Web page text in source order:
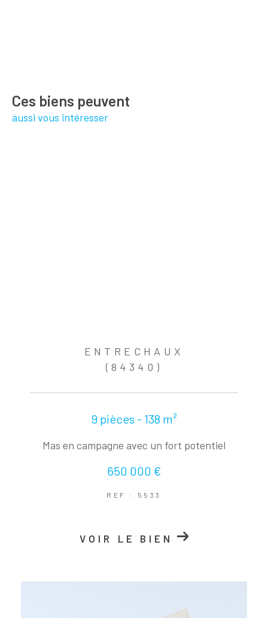
Ces biens peuvent
aussi vous intéresser
ENTRECHAUX
(84340)
9 pièces - 138 m²
Mas en campagne avec un fort potentiel
650 000 €
REF : 5533
VOIR LE BIEN